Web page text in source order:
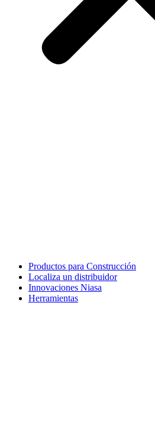
Productos para Construcción
Localiza un distribuidor
Innovaciones Niasa
Herramientas